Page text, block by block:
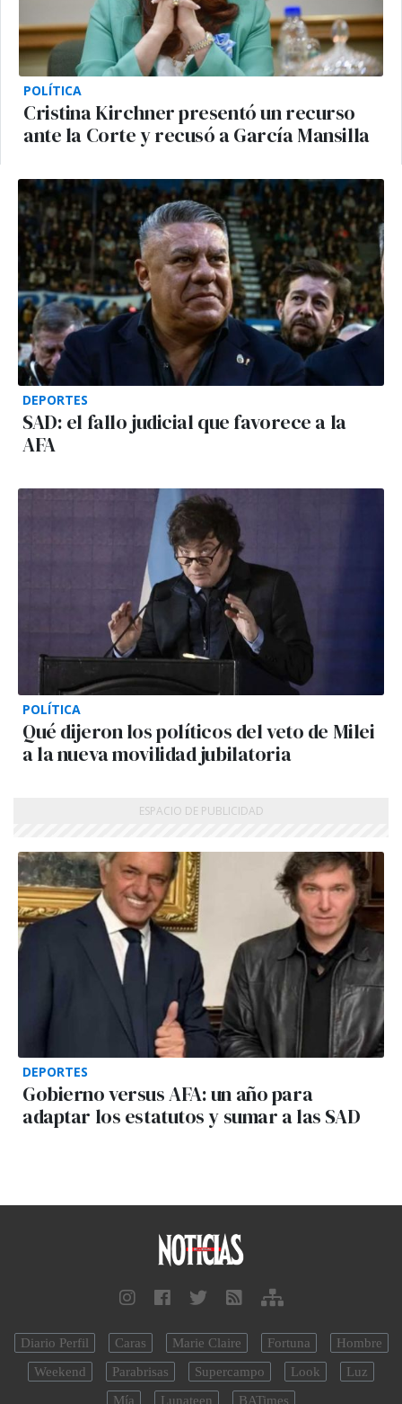
POLÍTICA
Cristina Kirchner presentó un recurso
ante la Corte y recusó a García Mansilla
DEPORTES
SAD: el fallo judicial que favorece a la
AFA
POLÍTICA
Qué dijeron los políticos del veto de Milei
a la nueva movilidad jubilatoria
DEPORTES
Gobierno versus AFA: un año para
adaptar los estatutos y sumar a las SAD
Diario Perfil Caras Marie Claire Fortuna
Hombre
Weekend
Parabrisas Supercampo Look
Luz
Mía
Lunateen BATimes